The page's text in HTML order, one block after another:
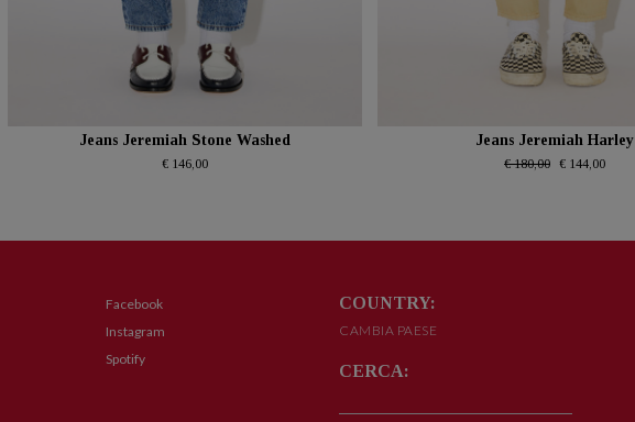
Jeans Jeremiah Stone Washed
€ 146,00
Jeans Jeremiah Harley
€ 180,00 € 144,00
Facebook
Instagram
Spotify
COUNTRY:
CAMBIA PAESE
CERCA: